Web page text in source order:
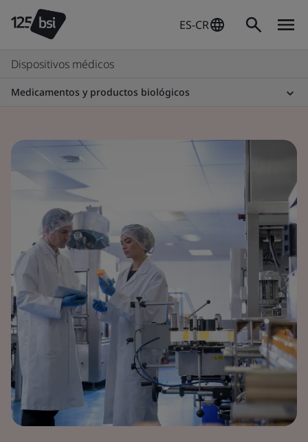
ES-CR
Dispositivos médicos
Medicamentos y productos biológicos